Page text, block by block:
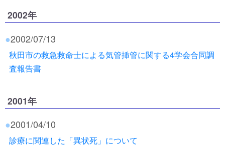
2002年
●2002/07/13
秋田市の救急救命士による気管挿管に関する4学会合同調
査報告書
2001年
●2001/04/10
診療に関連した「異状死」について